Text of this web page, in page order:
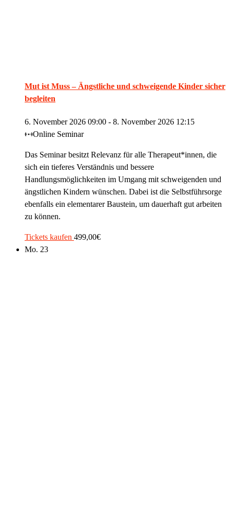
Mut ist Muss – Ängstliche und schweigende Kinder sicher
begleiten
6. November 2026 09:00 - 8. November 2026 12:15
Online Seminar
Das Seminar besitzt Relevanz für alle Therapeut*innen, die
sich ein tieferes Verständnis und bessere
Handlungsmöglichkeiten im Umgang mit schweigenden und
ängstlichen Kindern wünschen. Dabei ist die Selbstführsorge
ebenfalls ein elementarer Baustein, um dauerhaft gut arbeiten
zu können.
Tickets kaufen 499,00€
Mo. 23